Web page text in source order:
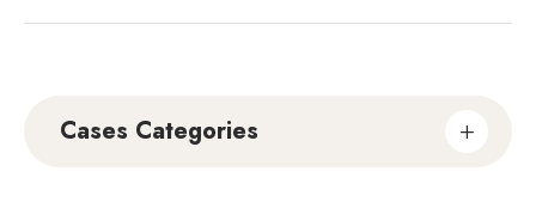
Cases Categories